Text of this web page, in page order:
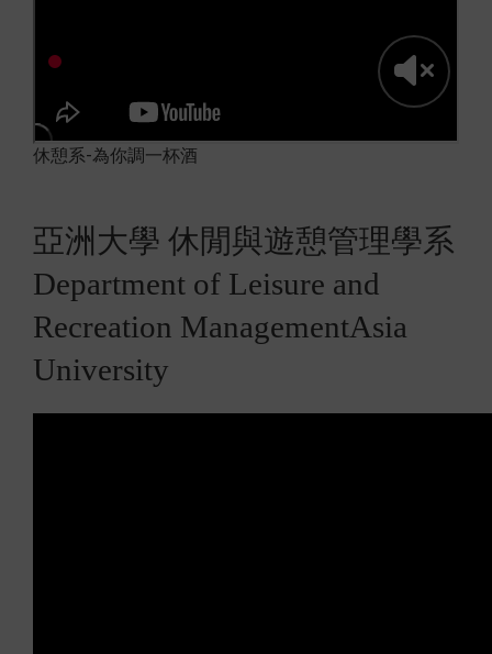
休憩系-為你調一杯酒
亞洲大學 休閒與遊憩管理學系
Department of Leisure and
Recreation ManagementAsia
University